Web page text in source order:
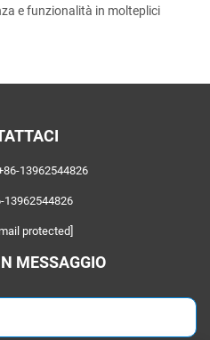
e funzionalità in molteplici
13962544826
13962544826
protected]
MESSAGGIO